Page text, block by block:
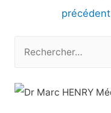
précédent
c